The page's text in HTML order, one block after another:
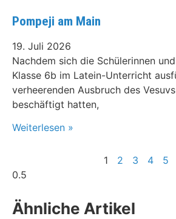
Pompeji am Main
19. Juli 2026
Nachdem sich die Schülerinnen
Klasse 6b im Latein-Unterricht
verheerenden Ausbruch des
beschäftigt hatten,
Weiterlesen »
1 2 3 4 5
Ähnliche Artikel